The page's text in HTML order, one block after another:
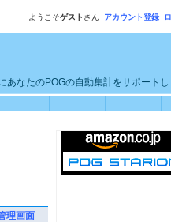
ようこそゲスト さん アカウント登録
なたのPOGの自動集計をサポートし
理画面